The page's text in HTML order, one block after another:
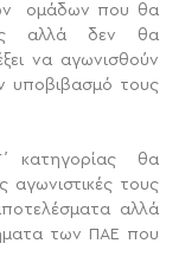
ομάδων που θα
αλλά δεν θα
να αγωνισθούν
υποβιβασμό τους
κατηγορίας θα
αγωνιστικές τους
αλλά
των ΠΑΕ που